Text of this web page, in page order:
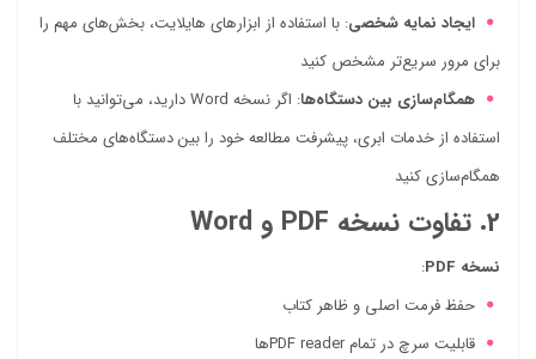
ایجاد نمایه شخصی: با استفاده از ابزارهای هایلایت، بخش‌های مهم را
برای مرور سریع‌تر مشخص کنید
همگام‌سازی بین دستگاه‌ها
: اگر نسخه Word دارید، می‌توانید با
استفاده از خدمات ابری، پیشرفت مطالعه خود را بین دستگاه‌های مختلف
همگام‌سازی کنید
2. تفاوت نسخه PDF و Word
نسخه PDF
:
حفظ فرمت اصلی و ظاهر کتاب
قابلیت سرچ در تمام PDF readerها